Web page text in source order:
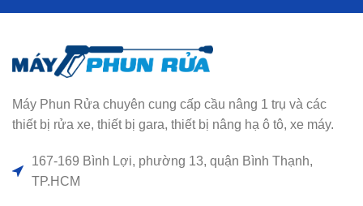
Máy Phun Rửa chuyên cung cấp cầu nâng 1 trụ và các
thiết bị rửa xe, thiết bị gara, thiết bị nâng hạ ô tô, xe máy.
167-169 Bình Lợi, phường 13, quận Bình Thạnh,
TP.HCM